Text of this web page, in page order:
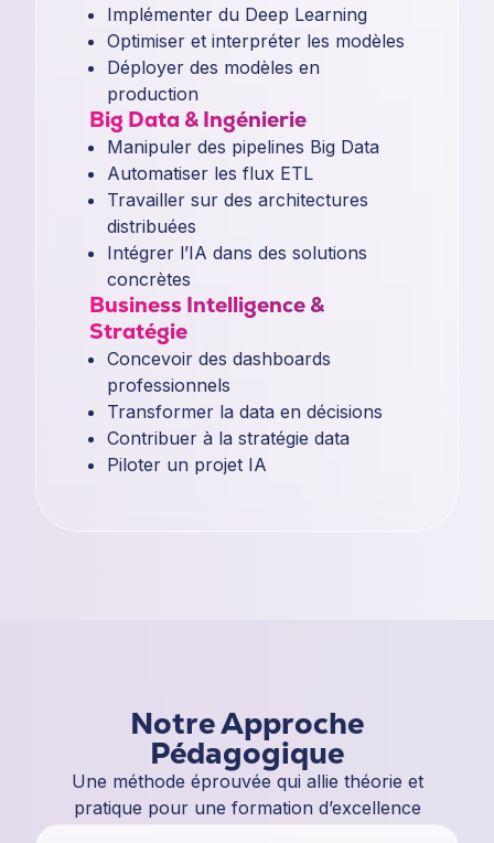
Implémenter du Deep Learning
Optimiser et interpréter les modèles
Déployer des modèles en
production
Big Data & Ingénierie
Manipuler des pipelines Big Data
Automatiser les flux ETL
Travailler sur des architectures
distribuées
Intégrer l’IA dans des solutions
concrètes
Business Intelligence &
Stratégie
Concevoir des dashboards
professionnels
Transformer la data en décisions
Contribuer à la stratégie data
Piloter un projet IA
Notre Approche
Pédagogique
Une méthode éprouvée qui allie théorie et
pratique pour une formation d’excellence